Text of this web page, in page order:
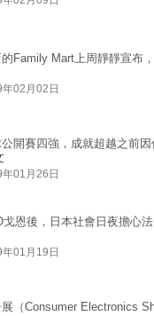
Family Mart上周靜靜宣布
年02月02日
開賽四強，成就超越之前因
年01月26日
恩後，日本社會日夜擔心
01月19日
（Consumer Electronics